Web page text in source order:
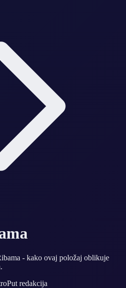
- kako ovaj položaj oblikuje
redakcija